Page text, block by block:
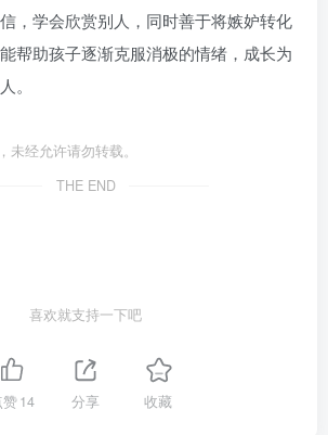
，学会欣赏别人，同时善于将嫉妒转化
帮助孩子逐渐克服消极的情绪，成长为
。
经允许请勿转载。
THE END
喜欢就支持一下吧
赞14 分享 收藏